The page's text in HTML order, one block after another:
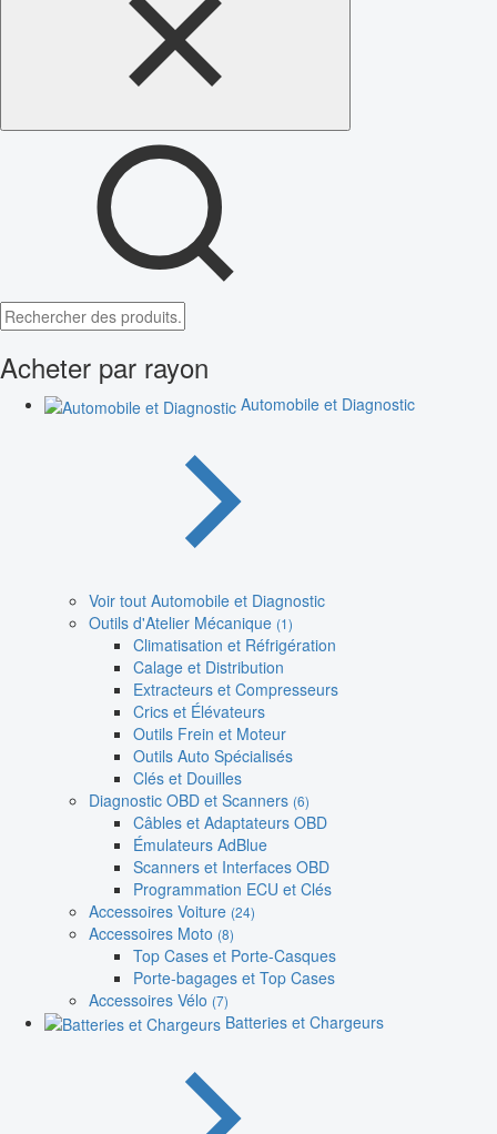
Acheter par rayon
Automobile et Diagnostic
Voir tout Automobile et Diagnostic
Outils d'Atelier Mécanique (1)
Climatisation et Réfrigération
Calage et Distribution
Extracteurs et Compresseurs
Crics et Élévateurs
Outils Frein et Moteur
Outils Auto Spécialisés
Clés et Douilles
Diagnostic OBD et Scanners (6)
Câbles et Adaptateurs OBD
Émulateurs AdBlue
Scanners et Interfaces OBD
Programmation ECU et Clés
Accessoires Voiture (24)
Accessoires Moto (8)
Top Cases et Porte-Casques
Porte-bagages et Top Cases
Accessoires Vélo (7)
Batteries et Chargeurs